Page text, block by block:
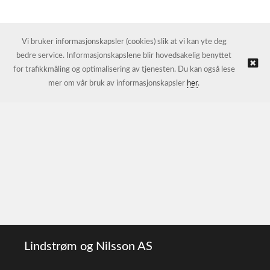
Lindstrøm og Nilsson AS
Vi bruker informasjonskapsler (cookies) slik at vi kan yte deg
bedre service. Informasjonskapslene blir hovedsakelig benyttet
for trafikkmåling og optimalisering av tjenesten. Du kan også lese
mer om vår bruk av informasjonskapsler her.